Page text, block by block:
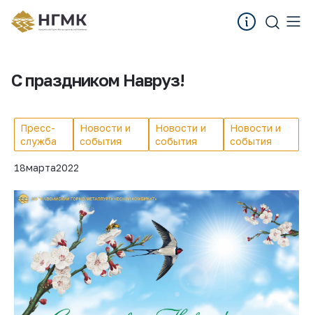
С праздником Навруз!
Пресс-
служба
Новости и
события
Новости и
события
Новости и
события
18марта2022